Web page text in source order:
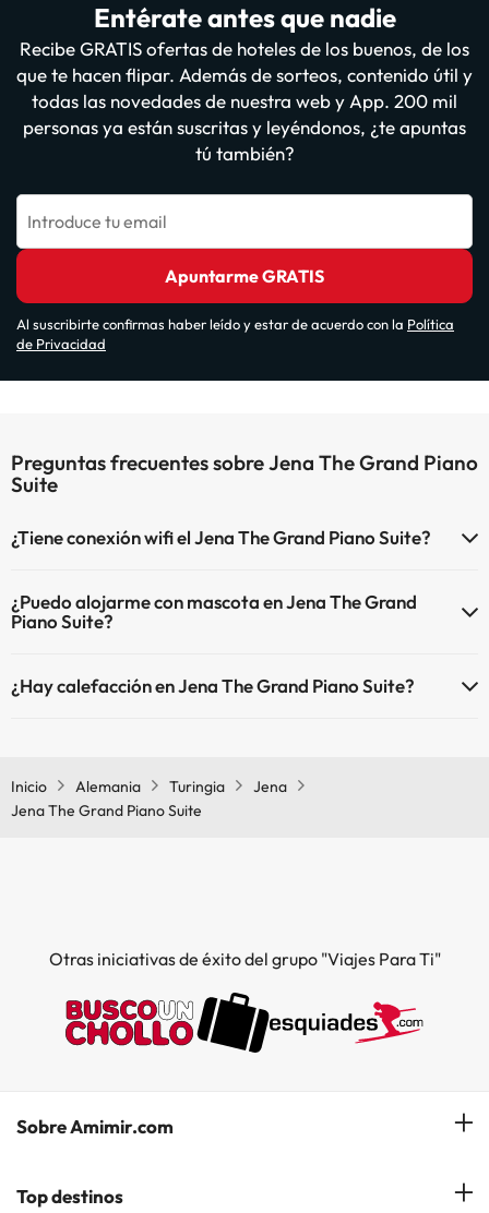
Entérate antes que nadie
Recibe GRATIS ofertas de hoteles de los buenos, de los
que te hacen flipar. Además de sorteos, contenido útil y
todas las novedades de nuestra web y App. 200 mil
personas ya están suscritas y leyéndonos, ¿te apuntas
tú también?
Introduce tu email
Apuntarme GRATIS
Al suscribirte confirmas haber leído y estar de acuerdo con la Política
de Privacidad
Preguntas frecuentes sobre Jena The Grand Piano
Suite
¿Tiene conexión wifi el Jena The Grand Piano Suite?
¿Puedo alojarme con mascota en Jena The Grand
Piano Suite?
petición y de pago directo en hotel). Consulta las condiciones.
¿Hay calefacción en Jena The Grand Piano Suite?
Inicio
Alemania Turingia
Jena
Jena The Grand Piano Suite
Otras iniciativas de éxito del grupo "Viajes Para Ti"
Sobre Amimir.com
¿Quiénes somos?
Top destinos